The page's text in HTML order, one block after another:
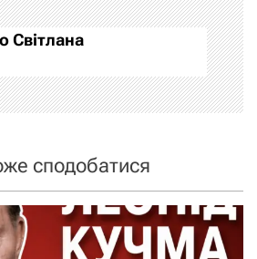
Світлана
сподобатися